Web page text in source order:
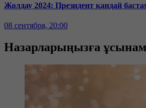
Жолдау 2024: Президент қандай
08 сентября, 20:00
Назарларыңызға